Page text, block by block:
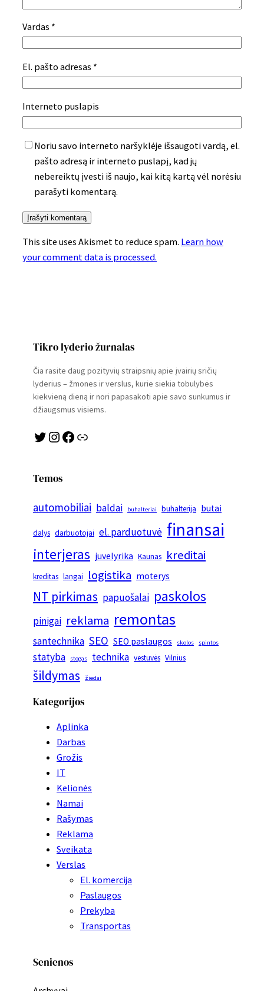
Vardas *
El. pašto adresas *
Interneto puslapis
Noriu savo interneto naršyklėje išsaugoti vardą, el.
pašto adresą ir interneto puslapį, kad jų
nebereiktų įvesti iš naujo, kai kitą kartą vėl norėsiu
parašyti komentarą.
This site uses Akismet to reduce spam. Learn how
your comment data is processed.
Tikro lyderio žurnalas
Čia rasite daug pozityvių straipsnių apie įvairių sričių
lyderius – žmones ir verslus, kurie siekia tobulybės
kiekvieną dieną ir nori papasakoti apie savo sunkumus ir
džiaugsmus visiems.
Twitter Instagram Facebook Link
Temos
automobiliai baldai buhalteriai buhalterija butai
dalys darbuotojai el. parduotuvė finansai
interjeras juvelyrika Kaunas kreditai
kreditas langai logistika moterys
NT pirkimas papuošalai paskolos
pinigai reklama remontas
santechnika SEO SEO paslaugos skolos spintos
statyba stogas technika vestuvės Vilnius
šildymas žiedai
Kategorijos
Aplinka
Darbas
Grožis
IT
Kelionės
Namai
Rašymas
Reklama
Sveikata
Verslas
El. komercija
Paslaugos
Prekyba
Transportas
Senienos